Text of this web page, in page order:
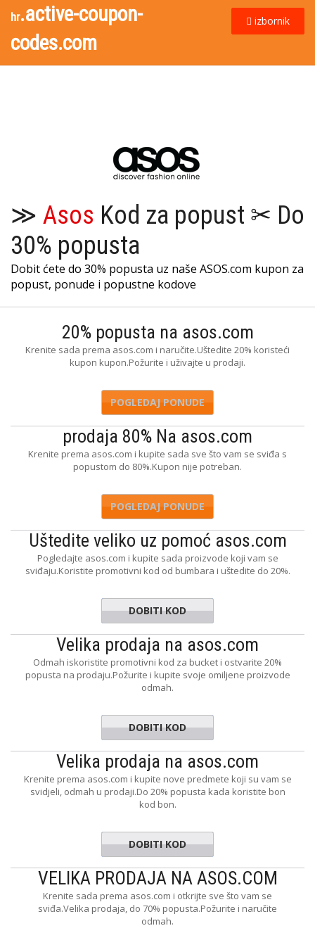
hr.active-coupon-
codes.com
izbornik
≫ Asos Kod za popust ✂ Do
30% popusta
Dobit ćete do 30% popusta uz naše ASOS.com kupon za
popust, ponude i popustne kodove
20% popusta na asos.com
Krenite sada prema asos.com i naručite.Uštedite 20% koristeći
kupon kupon.Požurite i uživajte u prodaji.
POGLEDAJ PONUDE
prodaja 80% Na asos.com
Krenite prema asos.com i kupite sada sve što vam se sviđa s
popustom do 80%.Kupon nije potreban.
POGLEDAJ PONUDE
Uštedite veliko uz pomoć asos.com
Pogledajte asos.com i kupite sada proizvode koji vam se
sviđaju.Koristite promotivni kod od bumbara i uštedite do 20%.
SZNL
DOBITI KOD
Velika prodaja na asos.com
Odmah iskoristite promotivni kod za bucket i ostvarite 20%
popusta na prodaju.Požurite i kupite svoje omiljene proizvode
odmah.
SZNL
DOBITI KOD
Velika prodaja na asos.com
Krenite prema asos.com i kupite nove predmete koji su vam se
svidjeli, odmah u prodaji.Do 20% popusta kada koristite bon
kod bon.
SHOPNOW
DOBITI KOD
VELIKA PRODAJA NA ASOS.COM
Krenite sada prema asos.com i otkrijte sve što vam se
sviđa.Velika prodaja, do 70% popusta.Požurite i naručite
odmah.